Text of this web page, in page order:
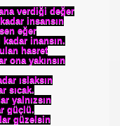
verdiği değer
insansın
eğer
inansın.
hasret
ona yakınsın
ıslaksın
sıcak.
yalnızsın
güçlü.
güzelsin